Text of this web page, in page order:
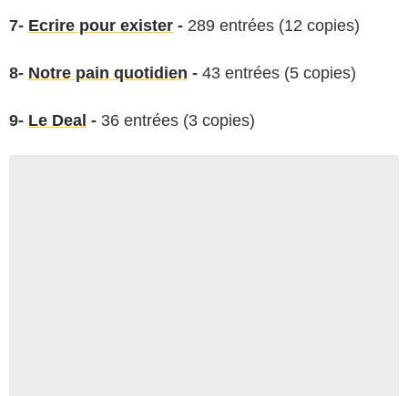
7- Ecrire pour exister - 289 entrées (12 copies)
8- Notre pain quotidien - 43 entrées (5 copies)
9- Le Deal - 36 entrées (3 copies)